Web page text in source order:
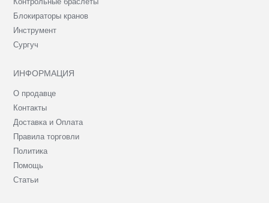
Блокираторы кранов
Инструмент
Сургуч
ИНФОРМАЦИЯ
О продавце
Контакты
Доставка и Оплата
Правила торговли
Политика
Помощь
Статьи